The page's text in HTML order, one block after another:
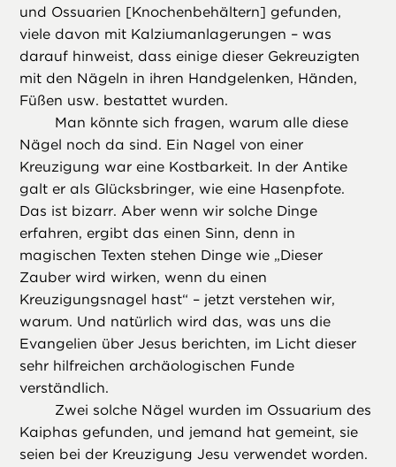
und Ossuarien [Knochenbehältern] gefunden,
viele davon mit Kalziumanlagerungen – was
darauf hinweist, dass einige dieser Gekreuzigten
mit den Nägeln in ihren Handgelenken, Händen,
Füßen usw. bestattet wurden.
Man könnte sich fragen, warum alle diese
Nägel noch da sind. Ein Nagel von einer
Kreuzigung war eine Kostbarkeit. In der Antike
galt er als Glücksbringer, wie eine Hasenpfote.
Das ist bizarr. Aber wenn wir solche Dinge
erfahren, ergibt das einen Sinn, denn in
magischen Texten stehen Dinge wie „Dieser
Zauber wird wirken, wenn du einen
Kreuzigungsnagel hast“ – jetzt verstehen wir,
warum. Und natürlich wird das, was uns die
Evangelien über Jesus berichten, im Licht dieser
sehr hilfreichen archäologischen Funde
verständlich.
Zwei solche Nägel wurden im Ossuarium des
Kaiphas gefunden, und jemand hat gemeint, sie
seien bei der Kreuzigung Jesu verwendet worden.